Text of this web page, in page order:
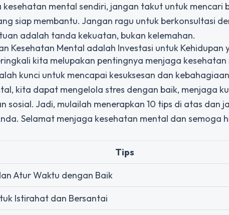
kesehatan mental sendiri, jangan takut untuk mencari
siap membantu. Jangan ragu untuk berkonsultasi
adalah tanda kekuatan, bukan kelemahan.
Kesehatan Mental adalah Investasi untuk Kehidupan
kita melupakan pentingnya menjaga
kunci untuk mencapai kesuksesan dan
kita dapat mengelola stres dengan baik, menjaga
sosial. Jadi, mulailah menerapkan 10 tips di atas dan
Selamat menjaga kesehatan mental dan semoga
Tips
Atur Waktu dengan Baik
Istirahat dan Bersantai